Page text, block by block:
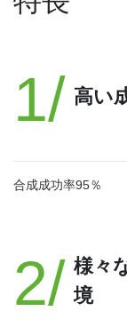
1/ 高い
合成成功率95％
2/ 様々
境